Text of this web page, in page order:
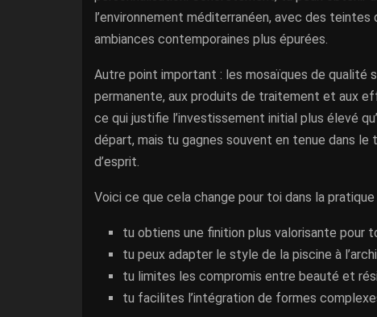
l’environnement méditerranéen, avec des
ambiances contemporaines plus épurées.
Autre point important : les mosaïques de qualité
permanente, aux produits de traitement et aux
ce qui justifie l’investissement initial plus élevé
départ, mais tu gagnes souvent en tenue dans
d’esprit.
Voici ce que cela change pour toi dans la pratique
tu obtiens une finition plus valorisante pour
tu peux adapter le style de la piscine à
tu limites les compromis entre beauté et
tu facilites l’intégration de formes